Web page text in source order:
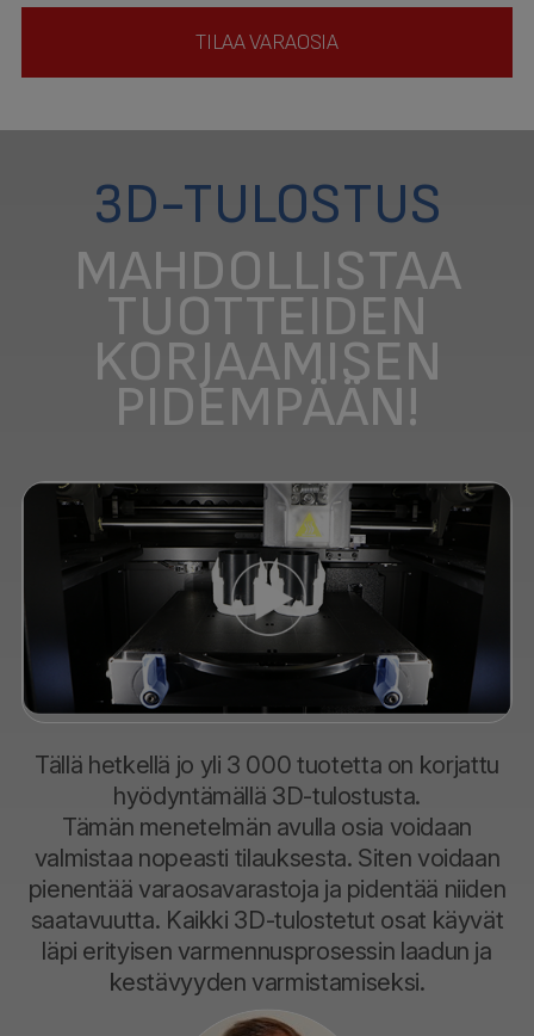
TILAA VARAOSIA
3D-TULOSTUS
MAHDOLLISTAA
TUOTTEIDEN
KORJAAMISEN
PIDEMPÄÄN!
Tällä hetkellä jo yli 3 000 tuotetta on korjattu
hyödyntämällä 3D-tulostusta.
Tämän menetelmän avulla osia voidaan
valmistaa nopeasti tilauksesta. Siten voidaan
pienentää varaosavarastoja ja pidentää niiden
saatavuutta. Kaikki 3D-tulostetut osat käyvät
läpi erityisen varmennusprosessin laadun ja
kestävyyden varmistamiseksi.